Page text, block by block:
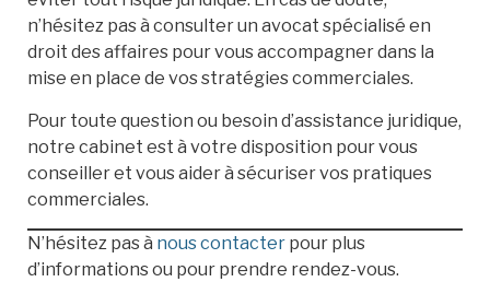
n’hésitez pas à consulter un avocat spécialisé en
droit des affaires pour vous accompagner dans la
mise en place de vos stratégies commerciales.
Pour toute question ou besoin d’assistance juridique,
notre cabinet est à votre disposition pour vous
conseiller et vous aider à sécuriser vos pratiques
commerciales.
N’hésitez pas à nous contacter pour plus
d’informations ou pour prendre rendez-vous.